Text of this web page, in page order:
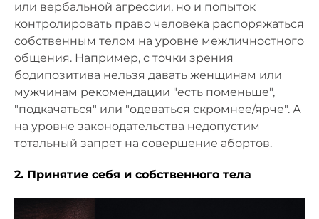
или вербальной агрессии, но и попыток
контролировать право человека распоряжаться
собственным телом на уровне межличностного
общения. Например, с точки зрения
бодипозитива нельзя давать женщинам или
мужчинам рекомендации "есть поменьше",
"подкачаться" или "одеваться скромнее/ярче". А
на уровне законодательства недопустим
тотальный запрет на совершение абортов.
2. Принятие себя и собственного тела